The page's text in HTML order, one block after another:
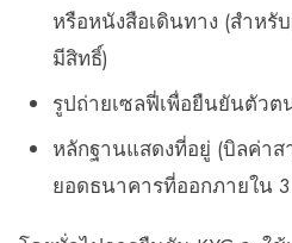
หรือหนังสือเดินทาง (สำหรั
มีสิทธิ์)
รูปถ่ายเซลฟี่เพื่อยืนยันตัวต
หลักฐานแสดงที่อยู่ (บิลค่า
ยอดธนาคารที่ออกภายใน